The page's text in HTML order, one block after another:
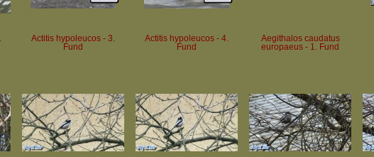
Actitis hypoleucos - 3.
Fund
Actitis hypoleucos - 4.
Fund
Aegithalos caudatus
europaeus - 1. Fund